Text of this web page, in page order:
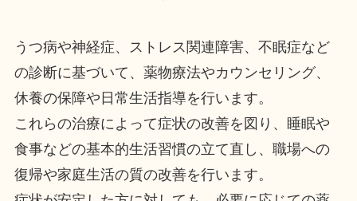
うつ病や神経症、ストレス関連障害、不眠症など
の診断に基づいて、薬物療法やカウンセリング、
休養の保障や日常生活指導を行います。
これらの治療によって症状の改善を図り、睡眠や
食事などの基本的生活習慣の立て直し、職場への
復帰や家庭生活の質の改善を行います。